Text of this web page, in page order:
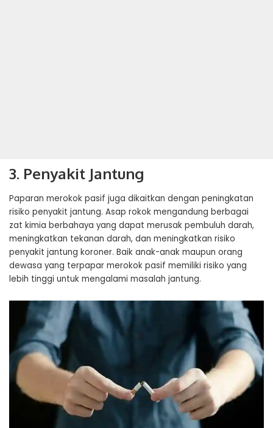
3. Penyakit Jantung
Paparan merokok pasif juga dikaitkan dengan peningkatan
risiko penyakit jantung. Asap rokok mengandung berbagai
zat kimia berbahaya yang dapat merusak pembuluh darah,
meningkatkan tekanan darah, dan meningkatkan risiko
penyakit jantung koroner. Baik anak-anak maupun orang
dewasa yang terpapar merokok pasif memiliki risiko yang
lebih tinggi untuk mengalami masalah jantung.